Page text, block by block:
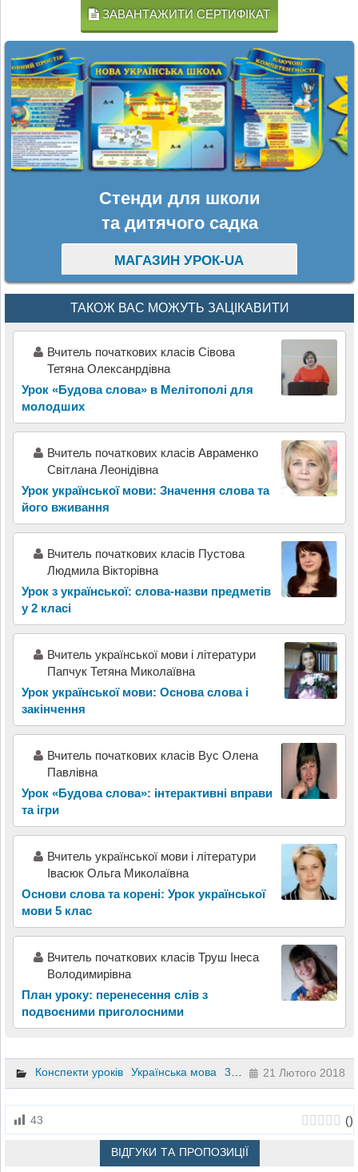
ЗАВАНТАЖИТИ СЕРТИФІКАТ
Стенди для школи
та дитячого садка
МАГАЗИН УРОК-UA
ТАКОЖ ВАС МОЖУТЬ ЗАЦІКАВИТИ
Вчитель початкових класів Сівова
Тетяна Олексанрдівна
Урок «Будова слова» в Мелітополі для
молодших
Вчитель початкових класів Авраменко
Світлана Леонідівна
Урок української мови: Значення слова та
його вживання
Вчитель початкових класів Пустова
Людмила Вікторівна
Урок з української: слова-назви предметів
у 2 класі
Вчитель української мови і літератури
Папчук Тетяна Миколаївна
Урок української мови: Основа слова і
закінчення
Вчитель початкових класів Вус Олена
Павлівна
Урок «Будова слова»: інтерактивні вправи
та ігри
Вчитель української мови і літератури
Івасюк Ольга Миколаївна
Основи слова та корені: Урок української
мови 5 клас
Вчитель початкових класів Труш Інеса
Володимирівна
План уроку: перенесення слів з
подвоєними приголосними
Конспекти уроків Українська мова 3 клас 21 Лютого 2018
43 ()
ВІДГУКИ ТА ПРОПОЗИЦІЇ